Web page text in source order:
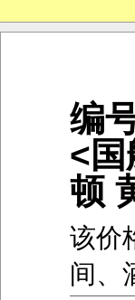
编
<国
顿
该价
间、